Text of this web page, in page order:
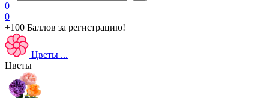
0
0
+100 Баллов за регистрацию!
Цветы ...
Цветы